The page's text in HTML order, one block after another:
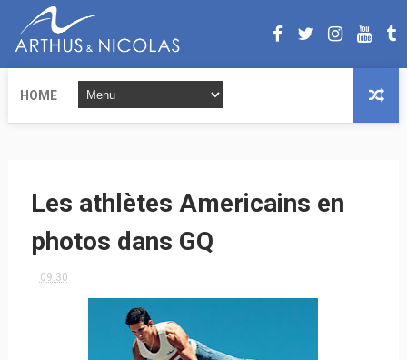
HOME
Les athlètes Americains en
photos dans GQ
09:30